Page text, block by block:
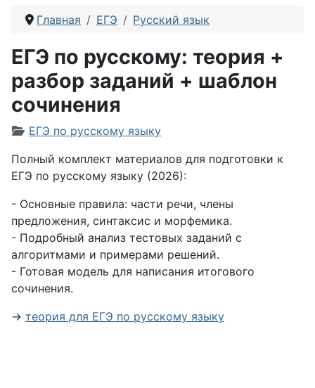
Главная ЕГЭ Русский язык
ЕГЭ по русскому: теория +
разбор заданий + шаблон
сочинения
Информация о материале
ЕГЭ по русскому языку
Полный комплект материалов для подготовки к
ЕГЭ по русскому языку (2026):
- Основные правила: части речи, члены
предложения, синтаксис и морфемика.
- Подробный анализ тестовых заданий с
алгоритмами и примерами решений.
- Готовая модель для написания итогового
сочинения.
→ теория для ЕГЭ по русскому языку